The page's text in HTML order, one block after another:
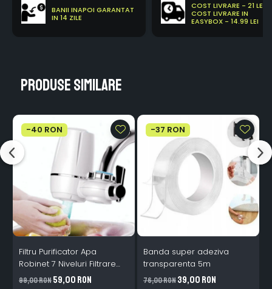
BANII INAPOI GARANTAT
IN 14 ZILE
COST LIVRARE - 21 LEI
COST LIVRARE IN
EASYBOX - 14.99 LEI
Produse similare
-40 RON
Filtru Purificator Apa
Robinet 7 Niveluri Filtrare
Ceramice 2L/min
99,00 RON59,00 RON
-37 RON
Banda super adeziva
transparenta 5m
76,00 RON39,00 RON